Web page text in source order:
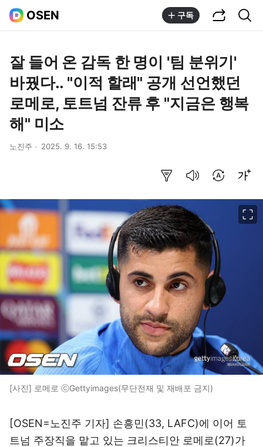
OSEN 구독
잘 들어 온 감독 한 명이 '팀 분위기'
바꿨다.. "이적 할래" 공개 선언했던
로메로, 토트넘 잔류 후 "지금은 행복
해" 미소
노진주 2025. 9. 16. 15:53
[사진] 로메로 ⓒGettyimages(무단전재 및 재배포 금지)
[OSEN=노진주 기자] 손흥민(33, LAFC)에 이어 토
트넘 주장직을 맡고 있는 크리스티안 로메로(27)가